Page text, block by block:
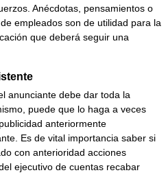
Anécdotas, pensamientos o
empleados son de utilidad para la
que deberá seguir una
anunciante debe dar toda la
puede que lo haga a veces
anteriormente
Es de vital importancia saber si
con anterioridad acciones
ejecutivo de cuentas recabar